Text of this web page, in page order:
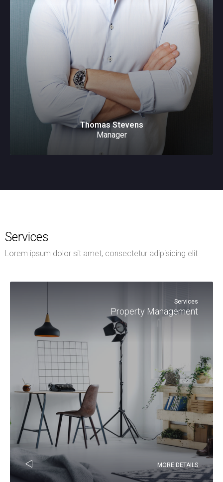
Thomas Stevens
Manager
Services
Lorem ipsum dolor sit amet, consectetur adipisicing elit
Services
Property Management
MORE DETAILS